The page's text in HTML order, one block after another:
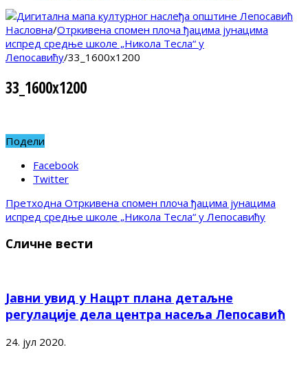
Насловна/Отркивена спомен плоча ђацима јунацима
испред средње школе „Никола Тесла“ у
Лепосавићу/33_1600x1200
33_1600x1200
Подели
Facebook
Twitter
Претходна Отркивена спомен плоча ђацима јунацима
испред средње школе „Никола Тесла“ у Лепосавићу
Сличне вести
Јавни увид у Нацрт плана детаљне
регулације дела центра насеља Лепосавић
24. јул 2020.